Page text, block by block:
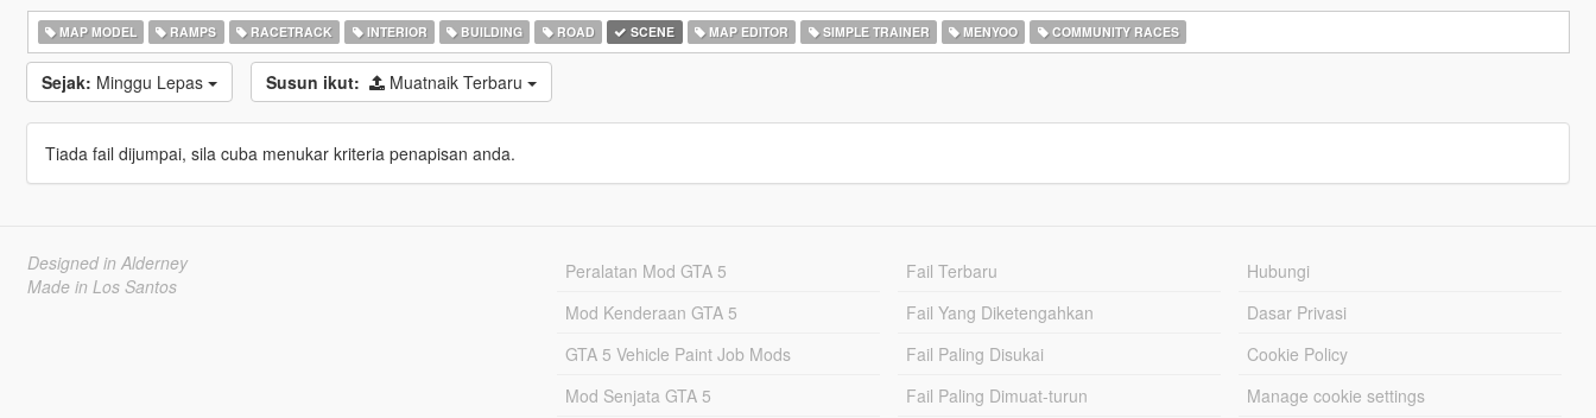
MAP MODEL RAMPS RACETRACK INTERIOR BUILDING ROAD SCENE MAP EDITOR SIMPLE TRAINER MENYOO COMMUNITY RACES
Sejak: Minggu Lepas Susun ikut: Muatnaik Terbaru
Tiada fail dijumpai, sila cuba menukar kriteria penapisan anda.
Designed in Alderney
Made in Los Santos
Peralatan Mod GTA 5
Mod Kenderaan GTA 5
GTA 5 Vehicle Paint Job Mods
Mod Senjata GTA 5
Fail Terbaru
Fail Yang Diketengahkan
Fail Paling Disukai
Fail Paling Dimuat-turun
Hubungi
Dasar Privasi
Cookie Policy
Manage cookie settings